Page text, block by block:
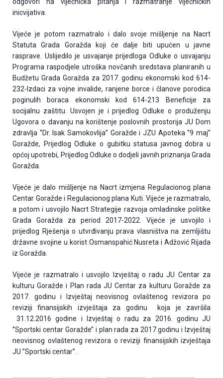
inicvijativa.
Vijeće je potom razmatralo i dalo svoje mišljenje na Nacrt
Statuta Grada Goražda koji će dalje biti upućen u javne
rasprave. Uslijedilo je usvajanje prijedloga Odluke o usvajanju
Programa raspodjele utroška novčanih sredstava planiranih u
Budžetu Grada Goražda za 2017. godinu ekonomski kod 614-
232-Izdaci za vojne invalide, ranjene borce i članove porodica
poginulih boraca ekonomski kod 614-213 Beneficije za
socijalnu zaštitu. Usvojen je i prijedlog Odluke o produženju
Ugovora o davanju na korištenje poslovnih prostorija JU Dom
zdravlja ‘’Dr. Isak Samokovlija’’ Goražde i JZU Apoteka ‘’9 maj’’
Goražde, Prijedlog Odluke o gubitku statusa javnog dobra u
općoj upotrebi, Prijedlog Odluke o dodjeli javnih priznanja Grada
Goražda.
Vijeće je dalo mišljenje na Nacrt izmjena Regulacionog plana
Centar Goražde i Regulacionog plana Kuti. Vijeće je razmatralo,
a potom i usvojilo Nacrt Strategije razvoja omladinske politike
Grada Goražda za period 2017-2022. Vijeće je usvojilo i
prijedlog Rješenja o utvrđivanju prava vlasništva na zemljištu
državne svojine u korist Osmanspahić Nusreta i Adžović Rijada
iz Goražda.
Vijeće je razmatralo i usvojilo Izvještaj o radu JU Centar za
kulturu Goražde i Plan rada JU Centar za kulturu Goražde za
2017. godinu i Izvještaj neovisnog ovlaštenog revizora po
reviziji finansijskih izvještaja za godinu koja je završila
31.12.2016 godine i Izvještaj o radu za 2016. godinu JU
‘’Sportski centar Goražde’’ i plan rada za 2017.godinu i Izvještaj
neovisnog ovlaštenog revizora o reviziji finansijskih izvještaja
JU ’’Sportski centar’’.